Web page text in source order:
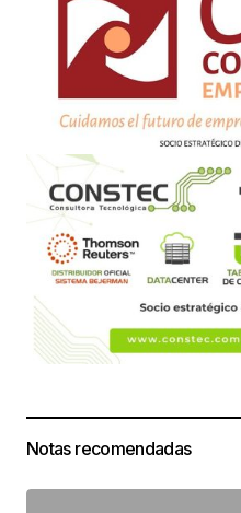
Notas recomendadas